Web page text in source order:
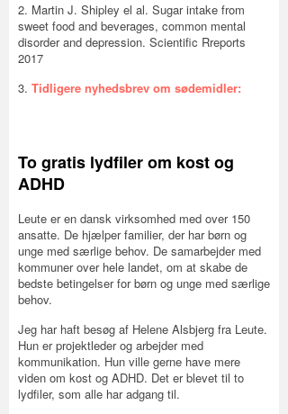
2. Martin J. Shipley el al. Sugar intake from
sweet food and beverages, common mental
disorder and depression. Scientific Rreports
2017
3. Tidligere nyhedsbrev om sødemidler:
To gratis lydfiler om kost og
ADHD
Leute er en dansk virksomhed med over 150
ansatte. De hjælper familier, der har børn og
unge med særlige behov. De samarbejder med
kommuner over hele landet, om at skabe de
bedste betingelser for børn og unge med særlige
behov.
Jeg har haft besøg af Helene Alsbjerg fra Leute.
Hun er projektleder og arbejder med
kommunikation. Hun ville gerne have mere
viden om kost og ADHD. Det er blevet til to
lydfiler, som alle har adgang til.